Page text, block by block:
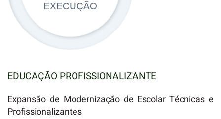
EXECUÇÃO
EDUCAÇÃO PROFISSIONALIZANTE
Expansão de Modernização de Escolar Técnicas e
Profissionalizantes